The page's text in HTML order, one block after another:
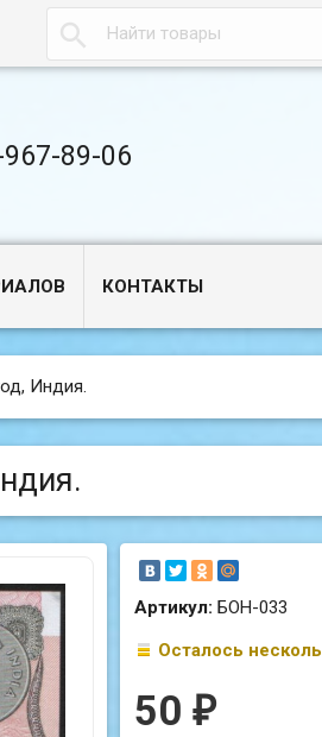

89-06
КОНТАКТЫ
Индия.
Артикул:БОН-033
Осталось
50₽